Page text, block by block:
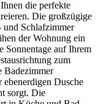
die perfekte
Die großzügige
und Schlafzimmer
der Wohnung ein
Sonnentage auf Ihrem
zum
Badezimmer
ebenerdigen Dusche
sorgt. Die